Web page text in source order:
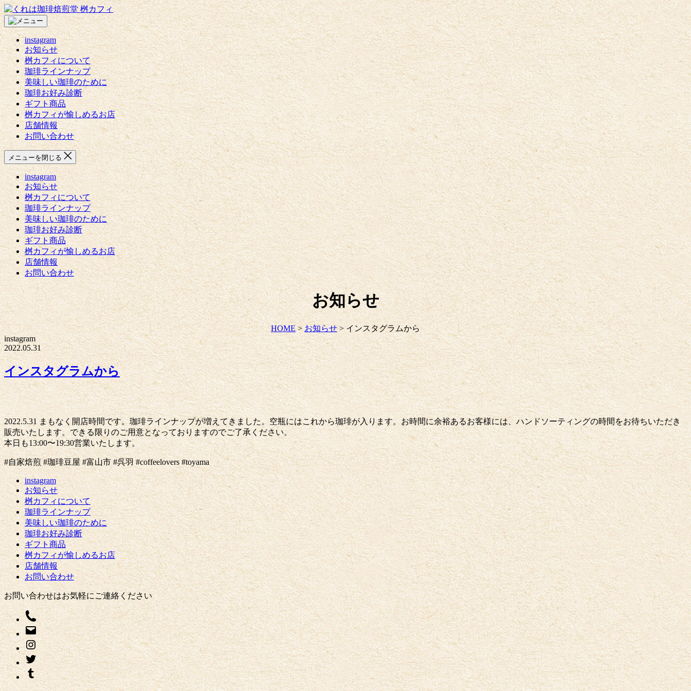
コ
ン
テ
ン
ツ
へ
プ
く
れ
は
珈
琲
焙
煎
堂
桝
カ
フ
ィ
instagram
お知らせ
桝カフィについて
珈琲ラインナップ
美味しい珈琲のために
珈琲お好み診断
ギフト商品
桝カフィが愉しめるお店
店舗情報
お問い合わせ
メニューを閉じる
instagram
お知らせ
桝カフィについて
珈琲ラインナップ
美味しい珈琲のために
珈琲お好み診断
ギフト商品
桝カフィが愉しめるお店
店舗情報
お問い合わせ
お知らせ
HOME> お知らせ> インスタグラムから
instagram
2022.05.31
インスタグラムから
2022.5.31 まもなく開店時間です。珈琲ラインナップが増えてきました。空瓶にはこれから珈琲が入ります。お時間に余裕あるお客様には、ハンドソーティングの時間をお待ちいただき
販売いたします。できる限りのご用意となっておりますのでご了承ください。
本日も13:00〜19:30営業いたします。
#自家焙煎 #珈琲豆屋 #富山市 #呉羽 #coffeelovers #toyama
instagram
お知らせ
桝カフィについて
珈琲ラインナップ
美味しい珈琲のために
珈琲お好み診断
ギフト商品
桝カフィが愉しめるお店
店舗情報
お問い合わせ
お問い合わせはお気軽にご連絡ください